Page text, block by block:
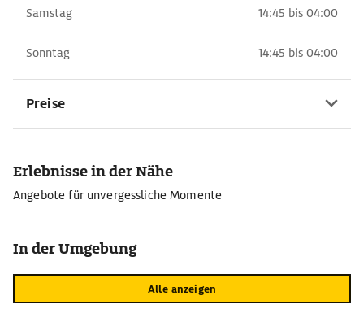
Samstag 14:45 bis 04:00
Sonntag 14:45 bis 04:00
Preise
Erlebnisse in der Nähe
Angebote für unvergessliche Momente
In der Umgebung
Alle anzeigen